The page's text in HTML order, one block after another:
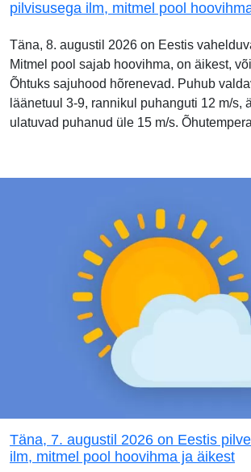
pilvisusega ilm, mitmel pool
Täna, 8. augustil 2026 on Eestis
Mitmel pool sajab hoovihma, on äikest,
Õhtuks sajuhood hõrenevad. Puhub
läänetuul 3-9, rannikul puhanguti 12 m/s,
ulatuvad puhanud üle 15 m/s.
Täna, 7. augustil 2026 on Eestis
ilm, mitmel pool hoovihma ja äikest